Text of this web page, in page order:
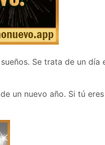
Se trata de un día
un nuevo año. Si tú